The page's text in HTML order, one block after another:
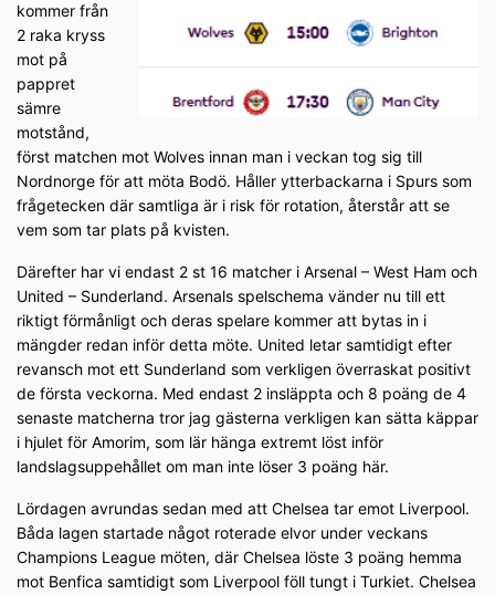
kommer från
2 raka kryss
mot på
pappret
sämre
motstånd,
först matchen mot Wolves innan man i veckan tog sig till
Nordnorge för att möta Bodö. Håller ytterbackarna i Spurs som
frågetecken där samtliga är i risk för rotation, återstår att se
vem som tar plats på kvisten.
Därefter har vi endast 2 st 16 matcher i Arsenal – West Ham och
United – Sunderland. Arsenals spelschema vänder nu till ett
riktigt förmånligt och deras spelare kommer att bytas in i
mängder redan inför detta möte. United letar samtidigt efter
revansch mot ett Sunderland som verkligen överraskat positivt
de första veckorna. Med endast 2 insläppta och 8 poäng de 4
senaste matcherna tror jag gästerna verkligen kan sätta käppar
i hjulet för Amorim, som lär hänga extremt löst inför
landslagsuppehållet om man inte löser 3 poäng här.
Lördagen avrundas sedan med att Chelsea tar emot Liverpool.
Båda lagen startade något roterade elvor under veckans
Champions League möten, där Chelsea löste 3 poäng hemma
mot Benfica samtidigt som Liverpool föll tungt i Turkiet. Chelsea